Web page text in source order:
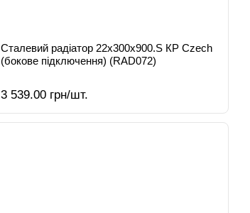
Сталевий радіатор 22х300х900.S КР Czech
(бокове підключення) (RAD072)
3 539.00 грн/шт.